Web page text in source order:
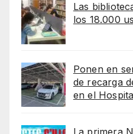
Las
los 18.000
Ponen en
de recarga
en el